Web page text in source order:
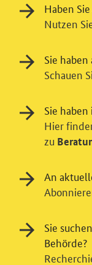
Haben
Nutzen
Sie
Schauen
Sie
Hier
zu
An
Sie
Behörde?